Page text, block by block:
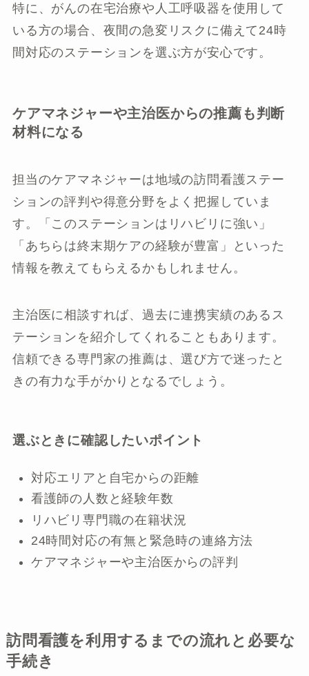
特に、がんの在宅治療や人工呼吸器を使用して
いる方の場合、夜間の急変リスクに備えて24時
間対応のステーションを選ぶ方が安心です。
ケアマネジャーや主治医からの推薦も判断
材料になる
担当のケアマネジャーは地域の訪問看護ステー
ションの評判や得意分野をよく把握していま
す。「このステーションはリハビリに強い」
「あちらは終末期ケアの経験が豊富」といった
情報を教えてもらえるかもしれません。
主治医に相談すれば、過去に連携実績のあるス
テーションを紹介してくれることもあります。
信頼できる専門家の推薦は、選び方で迷ったと
きの有力な手がかりとなるでしょう。
選ぶときに確認したいポイント
対応エリアと自宅からの距離
看護師の人数と経験年数
リハビリ専門職の在籍状況
24時間対応の有無と緊急時の連絡方法
ケアマネジャーや主治医からの評判
訪問看護を利用するまでの流れと必要な
手続き